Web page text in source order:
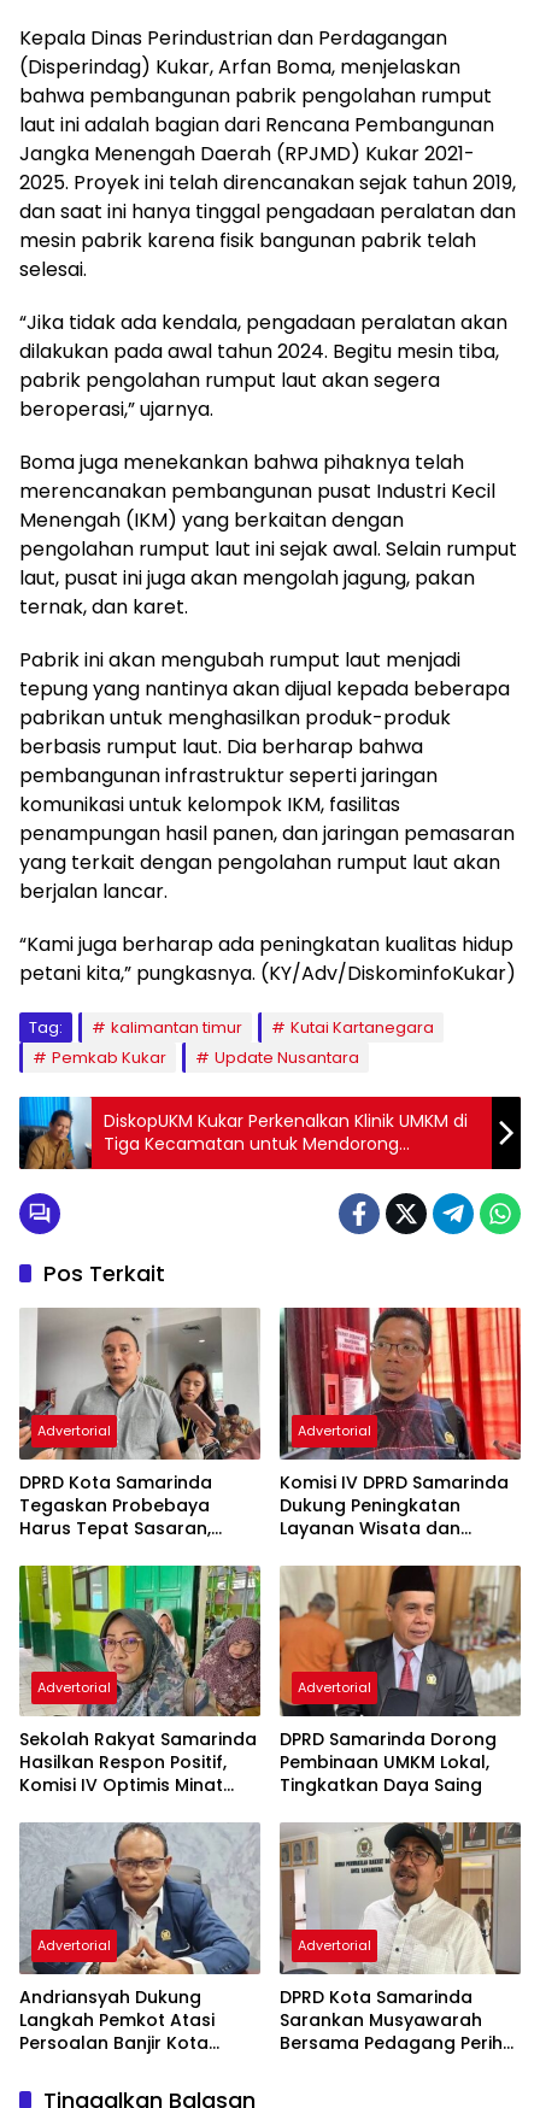
Kepala Dinas Perindustrian dan Perdagangan
(Disperindag) Kukar, Arfan Boma, menjelaskan
bahwa pembangunan pabrik pengolahan rumput
laut ini adalah bagian dari Rencana Pembangunan
Jangka Menengah Daerah (RPJMD) Kukar 2021-
2025. Proyek ini telah direncanakan sejak tahun 2019,
dan saat ini hanya tinggal pengadaan peralatan dan
mesin pabrik karena fisik bangunan pabrik telah
selesai.
“Jika tidak ada kendala, pengadaan peralatan akan
dilakukan pada awal tahun 2024. Begitu mesin tiba,
pabrik pengolahan rumput laut akan segera
beroperasi,” ujarnya.
Boma juga menekankan bahwa pihaknya telah
merencanakan pembangunan pusat Industri Kecil
Menengah (IKM) yang berkaitan dengan
pengolahan rumput laut ini sejak awal. Selain rumput
laut, pusat ini juga akan mengolah jagung, pakan
ternak, dan karet.
Pabrik ini akan mengubah rumput laut menjadi
tepung yang nantinya akan dijual kepada beberapa
pabrikan untuk menghasilkan produk-produk
berbasis rumput laut. Dia berharap bahwa
pembangunan infrastruktur seperti jaringan
komunikasi untuk kelompok IKM, fasilitas
penampungan hasil panen, dan jaringan pemasaran
yang terkait dengan pengolahan rumput laut akan
berjalan lancar.
“Kami juga berharap ada peningkatan kualitas hidup
petani kita,” pungkasnya. (KY/Adv/DiskominfoKukar)
Tag: kalimantan timur
Kutai Kartanegara
Pemkab Kukar
Update Nusantara
DiskopUKM Kukar Perkenalkan Klinik UMKM di
Tiga Kecamatan untuk Mendorong
Pertumbuhan Usaha
Pos Terkait
Advertorial
DPRD Kota Samarinda
Tegaskan Probebaya
Harus Tepat Sasaran,
Semata
Advertorial
Komisi IV DPRD Samarinda
Dukung Peningkatan
Layanan Wisata dan
Advertorial
Sekolah Rakyat Samarinda
Hasilkan Respon Positif,
Komisi IV Optimis Minat
Advertorial
DPRD Samarinda Dorong
Pembinaan UMKM Lokal,
Tingkatkan Daya Saing
Advertorial
Andriansyah Dukung
Langkah Pemkot Atasi
Persoalan Banjir Kota
Advertorial
DPRD Kota Samarinda
Sarankan Musyawarah
Bersama Pedagang Perihal
Tinggalkan Balasan